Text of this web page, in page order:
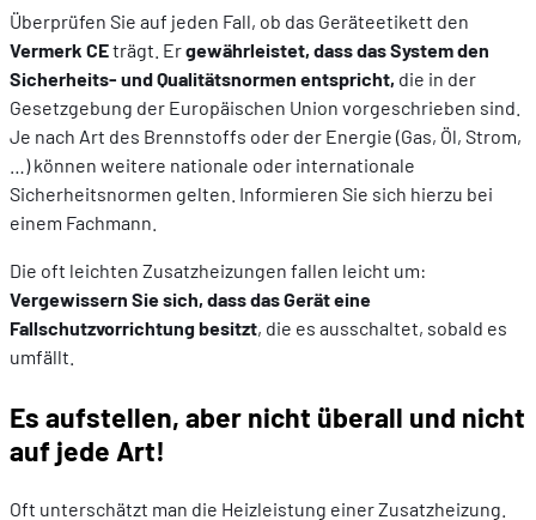
Überprüfen Sie auf jeden Fall, ob das Geräteetikett den
Vermerk CEträgt. Ergewährleistet, dass das System den
Sicherheits- und Qualitätsnormen entspricht, die in der
Gesetzgebung der Europäischen Union vorgeschrieben sind.
Je nach Art des Brennstoffs oder der Energie (Gas, Öl, Strom,
…) können weitere nationale oder internationale
Sicherheitsnormen gelten. Informieren Sie sich hierzu bei
einem Fachmann.
Die oft leichten Zusatzheizungen fallen leicht um:
Vergewissern Sie sich, dass das Gerät eine
Fallschutzvorrichtung besitzt, die es ausschaltet, sobald es
umfällt.
Es aufstellen, aber nicht überall und nicht
auf jede Art!
Oft unterschätzt man die Heizleistung einer Zusatzheizung.